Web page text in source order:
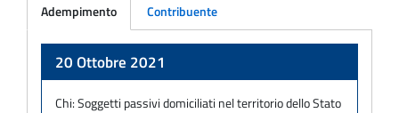
Adempimento Contribuente
20 Ottobre 2021
Chi:Soggetti passivi domiciliati nel territorio dello Stato